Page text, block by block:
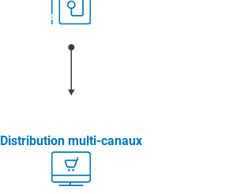
Distribution multi-canaux